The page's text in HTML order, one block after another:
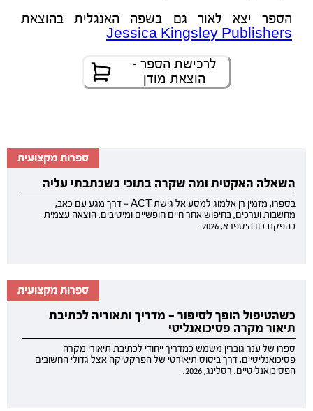
הספר יצא לאור גם בשפה האנגלית בהוצאת
Jessica Kingsley Publishers
לרכישת הספר -
הוצאת מודן
ספרות מקצועית
השאלה האקטית ומה שקרה בתוכי כשכתבתי עליה
בספרו, מזמין רן אלמוג למסע אל גישת ACT — דרך מגע עם כאב,
מחשבות וערכים, בחיפוש אחר חיים חופשיים ומיטיבים. הוצאה עצמית
בהפקת בודהיספרא, 2026.
ספרות מקצועית
כשהטיפול הופך לסיפור — מדריך ותאוריה לכתיבת
תיאור מקרה פסיכואנליטי
ספרו של ענר גוברין משמש כמדריך ייחודי לכתיבת תיאורי מקרה
פסיכואנליטיים, דרך ביסוס תיאורטי של הפרקטיקה אצל גדולי החשובים
הפסיכואנליטיים. רסלינג, 2026.